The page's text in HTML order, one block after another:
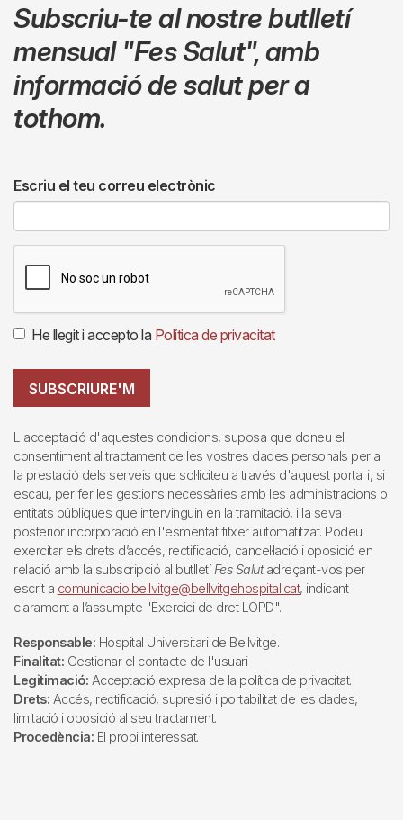
Subscriu-te al nostre butlletí
mensual "Fes Salut",amb
informació de salut per a
tothom.
Escriu el teu correu electrònic
He llegit i accepto la Política de privacitat
SUBSCRIURE'M
L'acceptació d'aquestes condicions, suposa que doneu el
consentiment al tractament de les vostres dades personals per a
la prestació dels serveis que sol·liciteu a través d'aquest portal i, si
escau, per fer les gestions necessàries amb les administracions o
entitats públiques que intervinguin en la tramitació, i la seva
posterior incorporació en l'esmentat fitxer automatitzat. Podeu
exercitar els drets d’accés, rectificació, cancel·lació i oposició en
relació amb la subscripció al butlletí Fes Salutadreçant-vos per
escrit a comunicacio.bellvitge@bellvitgehospital.cat, indicant
clarament a l’assumpte "Exercici de dret LOPD".
Responsable: Hospital Universitari de Bellvitge.
Finalitat: Gestionar el contacte de l'usuari
Legitimació: Acceptació expresa de la política de privacitat.
Drets: Accés, rectificació, supresió i portabilitat de les dades,
limitació i oposició al seu tractament.
Procedència: El propi interessat.